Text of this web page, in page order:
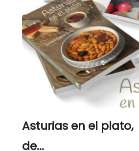
Asturias en el plato,
de...